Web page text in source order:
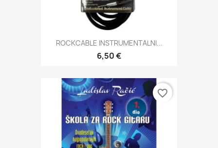
ROCKCABLE INSTRUMENTALNI...
6,50 €
favorite_border